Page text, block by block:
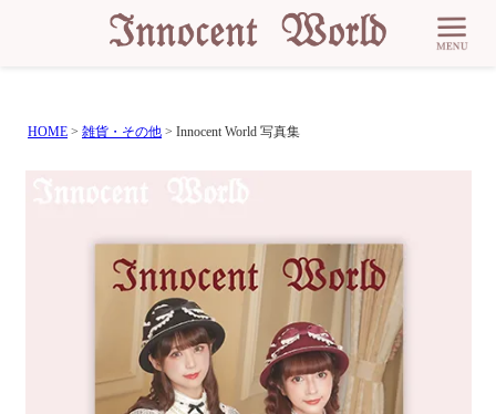
HOME 雑貨・その他 Innocent World 写真集